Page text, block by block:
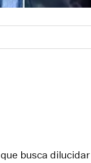
busca